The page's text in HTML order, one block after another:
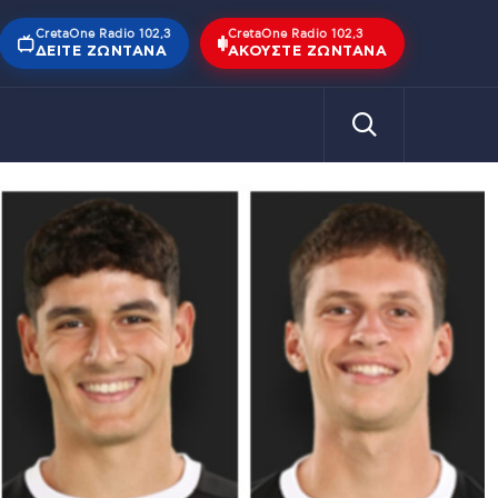
CretaOne Radio 102,3
ΔΕΊΤΕ ΖΩΝΤΑΝΆ
CretaOne Radio 102,3
ΑΚΟΎΣΤΕ ΖΩΝΤΑΝΆ